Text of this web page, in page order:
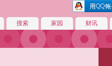
搜索 家园 财讯